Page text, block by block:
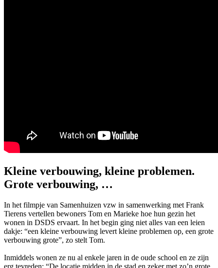
Kleine verbouwing, kleine problemen.
Grote verbouwing, …
In het filmpje van Samenhuizen vzw in samenwerking met Frank
Tierens vertellen bewoners Tom en Marieke hoe hun gezin het
wonen in DSDS ervaart. In het begin ging niet alles van een leien
dakje: “een kleine verbouwing levert kleine problemen op, een grote
verbouwing grote”, zo stelt Tom.
Inmiddels wonen ze nu al enkele jaren in de oude school en ze zijn